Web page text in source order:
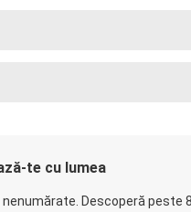
te cu lumea
Descoperă peste